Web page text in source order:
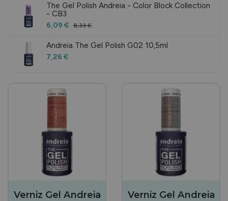
The Gel Polish Andreia - Color Block Collection
- CB3
6,09 € 8,33 €
Andreia The Gel Polish G02 10,5ml
7,26 €
Verniz Gel Andreia
Verniz Gel Andreia